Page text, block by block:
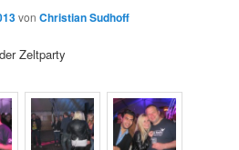
vonChristian Sudhoff
Zeltparty